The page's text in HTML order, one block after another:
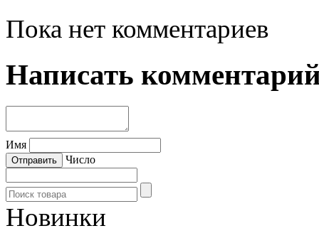
Пока нет комментариев
Написать
Имя
Число
Новинки